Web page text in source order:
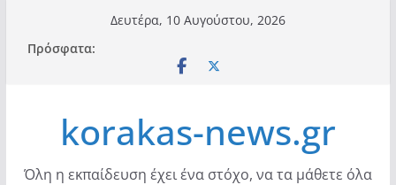
περιεχόμενο
Δευτέρα, 10 Αυγούστου, 2026
Πρόσφατα:
korakas-news.gr
Όλη η εκπαίδευση έχει ένα στόχο, να τα μάθετε όλα